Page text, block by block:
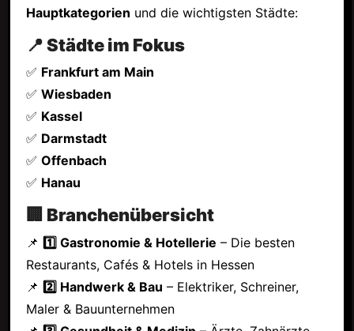
Hauptkategorien und die wichtigsten Städte:
📍 Städte im Fokus
✅ Frankfurt am Main
✅ Wiesbaden
✅ Kassel
✅ Darmstadt
✅ Offenbach
✅ Hanau
🏢 Branchenübersicht
📌 1️⃣ Gastronomie & Hotellerie – Die besten
Restaurants, Cafés & Hotels in Hessen
📌 2️⃣ Handwerk & Bau – Elektriker, Schreiner,
Maler & Bauunternehmen